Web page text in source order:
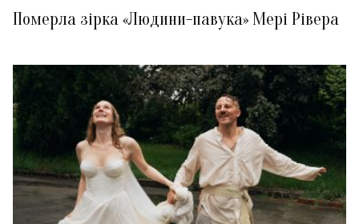
Померла зірка «Людини-павука» Мері Рівера